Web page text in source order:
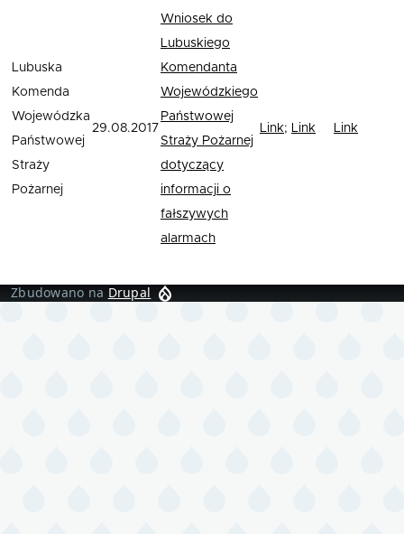
Lubuska
Komenda
Wojewódzka
Państwowej
Straży
Pożarnej
29.08.2017
Wniosek do
Lubuskiego
Komendanta
Wojewódzkiego
Państwowej
Straży Pożarnej
dotyczący
informacji o
fałszywych
alarmach
Link; Link Link
Zbudowano na Drupal